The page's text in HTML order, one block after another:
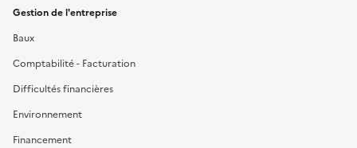
Gestion de l'entreprise
Baux
Comptabilité - Facturation
Difficultés financières
Environnement
Financement